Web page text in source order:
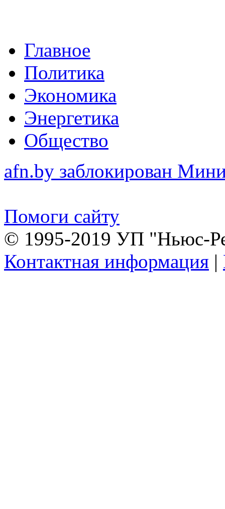
Главное
Политика
Экономика
Энергетика
Общество
afn.by заблокирован
Помоги сайту
© 1995-2019 УП "Ньюс-
Контактная информация |